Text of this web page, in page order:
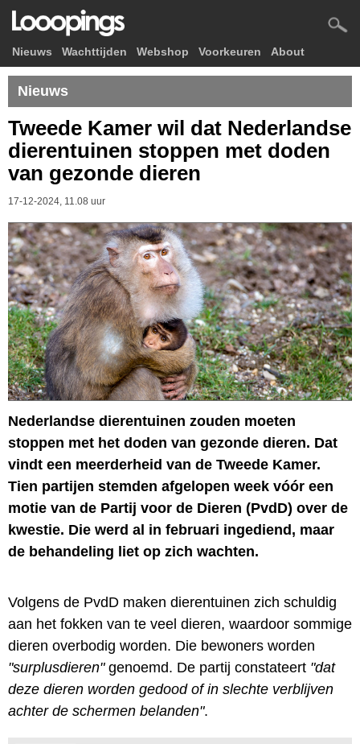
Nieuws Wachttijden Webshop Voorkeuren About
Nieuws
Tweede Kamer wil dat Nederlandse
dierentuinen stoppen met doden
van gezonde dieren
17-12-2024, 11.08 uur
Nederlandse dierentuinen zouden moeten
stoppen met het doden van gezonde dieren. Dat
vindt een meerderheid van de Tweede Kamer.
Tien partijen stemden afgelopen week vóór een
motie van de Partij voor de Dieren (PvdD) over de
kwestie. Die werd al in februari ingediend, maar
de behandeling liet op zich wachten.
Volgens de PvdD maken dierentuinen zich schuldig
aan het fokken van te veel dieren, waardoor sommige
dieren overbodig worden. Die bewoners worden
"surplusdieren"genoemd. De partij constateert "dat
deze dieren worden gedood of in slechte verblijven
achter de schermen belanden".